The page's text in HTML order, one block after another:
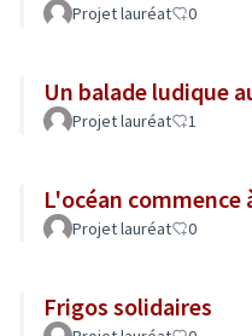
Projet lauréat 0
Un balade ludique
Projet lauréat 1
L'océan commence
Projet lauréat 0
Frigos solidaires